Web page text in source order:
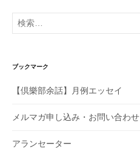
り
検
索:
ブックマーク
【倶樂部余話】月例エッセイ
メルマガ申し込み・お問い合わせ
アランセーター